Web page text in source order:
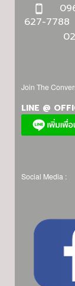
627-7788
02-
Join The
LINE @
Social Media :